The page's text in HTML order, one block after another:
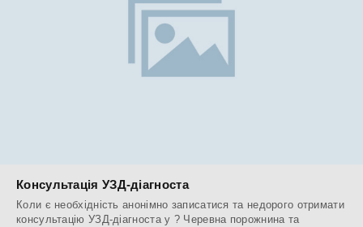
Консультація УЗД-діагноста
Коли є необхідність анонімно записатися та недорого отримати
консультацію УЗД-діагноста у ? Черевна порожнина та